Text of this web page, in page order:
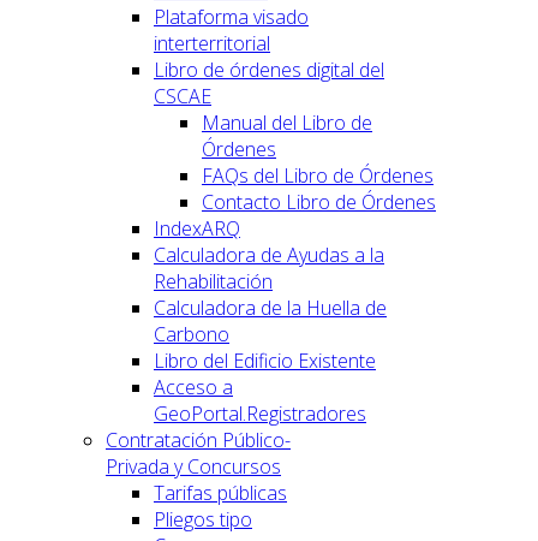
Plataforma visado
interterritorial
Libro de órdenes digital del
CSCAE
Manual del Libro de
Órdenes
FAQs del Libro de Órdenes
Contacto Libro de Órdenes
IndexARQ
Calculadora de Ayudas a la
Rehabilitación
Calculadora de la Huella de
Carbono
Libro del Edificio Existente
Acceso a
GeoPortal.Registradores
Contratación Público-
Privada y Concursos
Tarifas públicas
Pliegos tipo